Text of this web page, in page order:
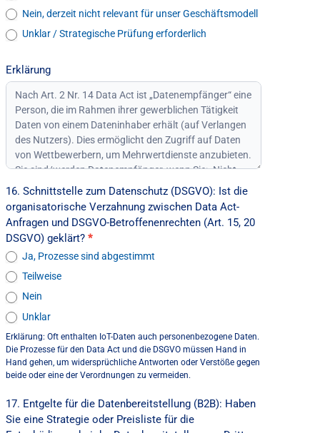
Nein, derzeit nicht relevant für unser Geschäftsmodell
Unklar / Strategische Prüfung erforderlich
Erklärung
16. Schnittstelle zum Datenschutz (DSGVO): Ist die
organisatorische Verzahnung zwischen Data Act-
Anfragen und DSGVO-Betroffenenrechten (Art. 15, 20
DSGVO) geklärt? *
Ja, Prozesse sind abgestimmt
Teilweise
Nein
Unklar
Erklärung: Oft enthalten IoT-Daten auch personenbezogene Daten.
Die Prozesse für den Data Act und die DSGVO müssen Hand in
Hand gehen, um widersprüchliche Antworten oder Verstöße gegen
beide oder eine der Verordnungen zu vermeiden.
17. Entgelte für die Datenbereitstellung (B2B): Haben
Sie eine Strategie oder Preisliste für die